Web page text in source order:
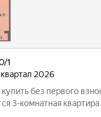
1
квартал 2026
без первого
3-комнатная